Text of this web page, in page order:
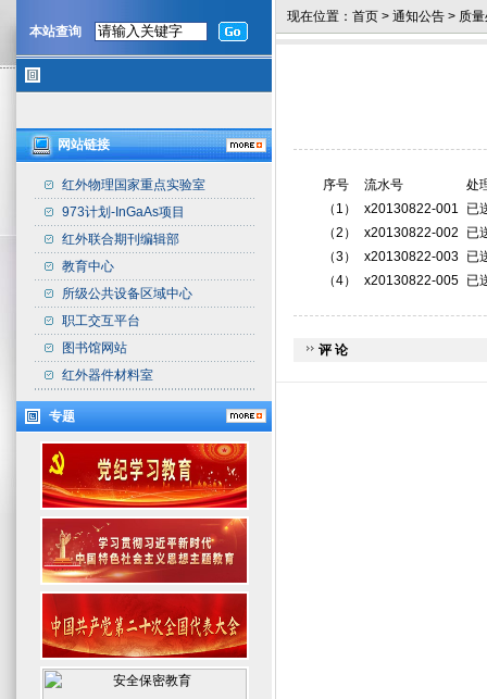
本站查询
网站链接
红外物理国家重点实验室
973计划-InGaAs项目
红外联合期刊编辑部
教育中心
所级公共设备区域中心
职工交互平台
图书馆网站
红外器件材料室
专题
现在位置： 首页 > 通知公告 > 质
序号 流水号
处
（ 1 ） x20130822-001
已
（2 ） x20130822-002
已
（3） x20130822-003 已
（4） x20130822-005 已
评 论